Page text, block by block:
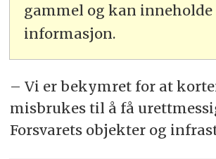
gammel og kan
informasjon.
– Vi er bekymret for at
misbrukes til å få
Forsvarets objekter og